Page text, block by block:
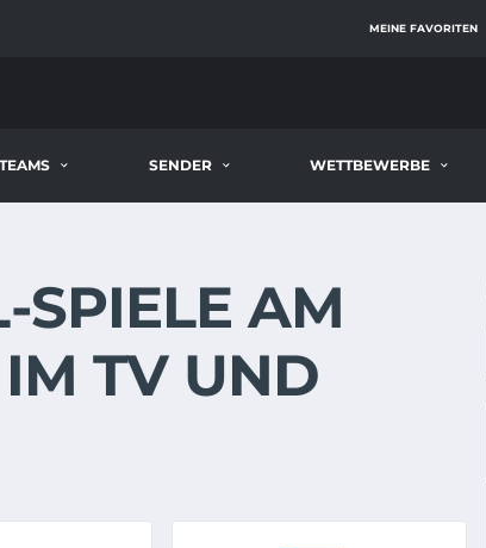
MEINE FAVORITEN
TEAMS SENDER WETTBEWERBE
AM 2
TV UND S